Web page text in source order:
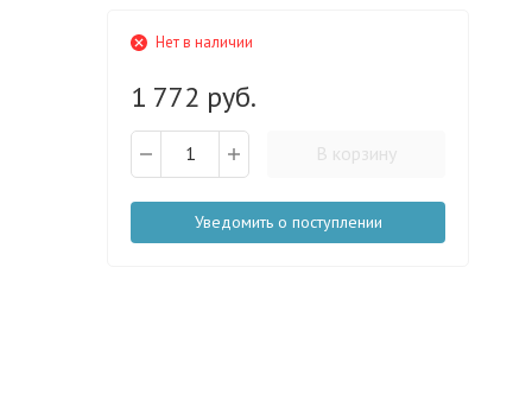
Нет в наличии
1 772 руб.
В корзину
Уведомить о поступлении